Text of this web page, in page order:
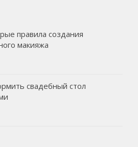
правила создания
макияжа
свадебный стол